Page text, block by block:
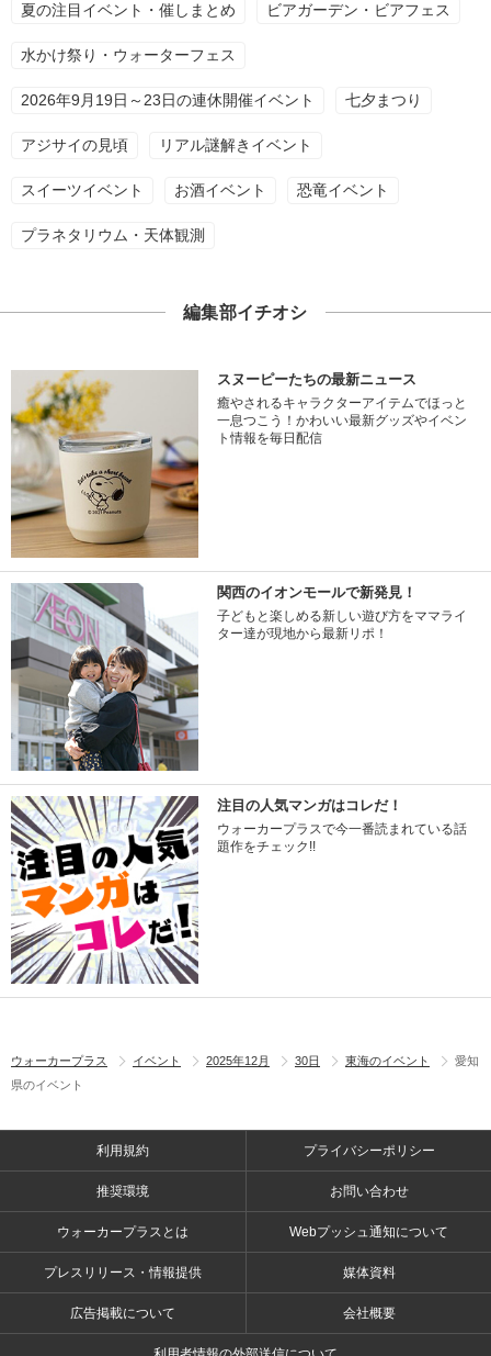
夏の注目イベント・催しまとめ ビアガーデン・ビアフェス
水かけ祭り・ウォーターフェス
2026年9月19日～23日の連休開催イベント 七夕まつり
アジサイの見頃 リアル謎解きイベント
スイーツイベント お酒イベント 恐竜イベント
プラネタリウム・天体観測
編集部イチオシ
スヌーピーたちの最新ニュース
癒やされるキャラクターアイテムでほっと
一息つこう！かわいい最新グッズやイベン
ト情報を毎日配信
関西のイオンモールで新発見！
子どもと楽しめる新しい遊び方をママライ
ター達が現地から最新リポ！
注目の人気マンガはコレだ！
ウォーカープラスで今一番読まれている話
題作をチェック!!
ウォーカープラス イベント 2025年12月 30日 東海のイベント
愛知
県のイベント
利用規約 プライバシーポリシー
推奨環境 お問い合わせ
ウォーカープラスとは Webプッシュ通知について
プレスリリース・情報提供 媒体資料
広告掲載について 会社概要